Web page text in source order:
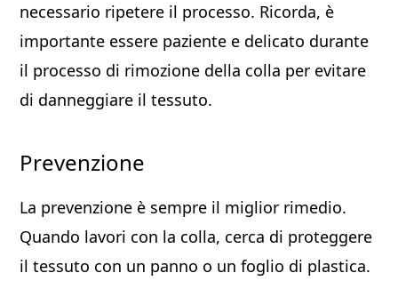
necessario ripetere il processo. Ricorda, è
importante essere paziente e delicato durante
il processo di rimozione della colla per evitare
di danneggiare il tessuto.
Prevenzione
La prevenzione è sempre il miglior rimedio.
Quando lavori con la colla, cerca di proteggere
il tessuto con un panno o un foglio di plastica.